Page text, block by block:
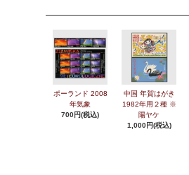
ポーランド 2008
年気象
700円(税込)
中国 年賀はがき
1982年用２種 ※
陽ヤケ
1,000円(税込)